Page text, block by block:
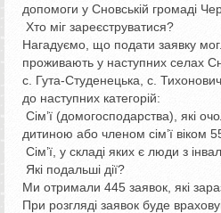
допомоги у Сновській громаді
Хто міг зареєструватися?
Нагадуємо, що подати заявку
проживають у наступних селах
с. Гута-Студенецька, с.
до наступних категорій:
Сім’ї (домогосподарства), які
дитиною або членом сім’ї віком
Сім’ї, у складі яких є люди з
Які подальші дії?
Ми отримали 445 заявок, які
При розгляді заявок буде